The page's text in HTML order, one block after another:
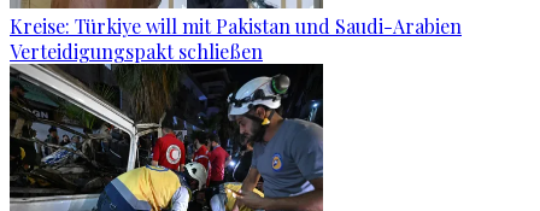
Kreise: Türkiye will mit Pakistan und Saudi-Arabien
Verteidigungspakt schließen